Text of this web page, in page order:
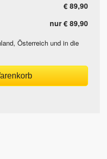
€ 89,90
nur € 89,90
Österreich und in die